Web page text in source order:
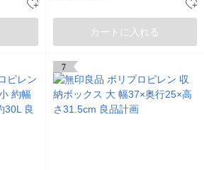
カートに入れる
7